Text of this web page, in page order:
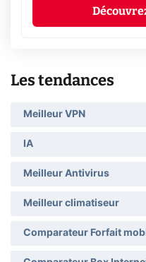
Les tendances
Meilleur VPN
IA
Meilleur Antivirus
Meilleur climatiseur
Comparateur Forfait